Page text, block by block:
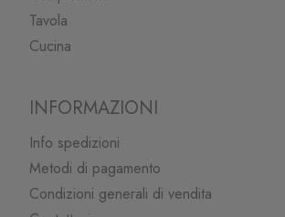
Tavola
Cucina
INFORMAZIONI
Info spedizioni
Metodi di pagamento
Condizioni generali di vendita